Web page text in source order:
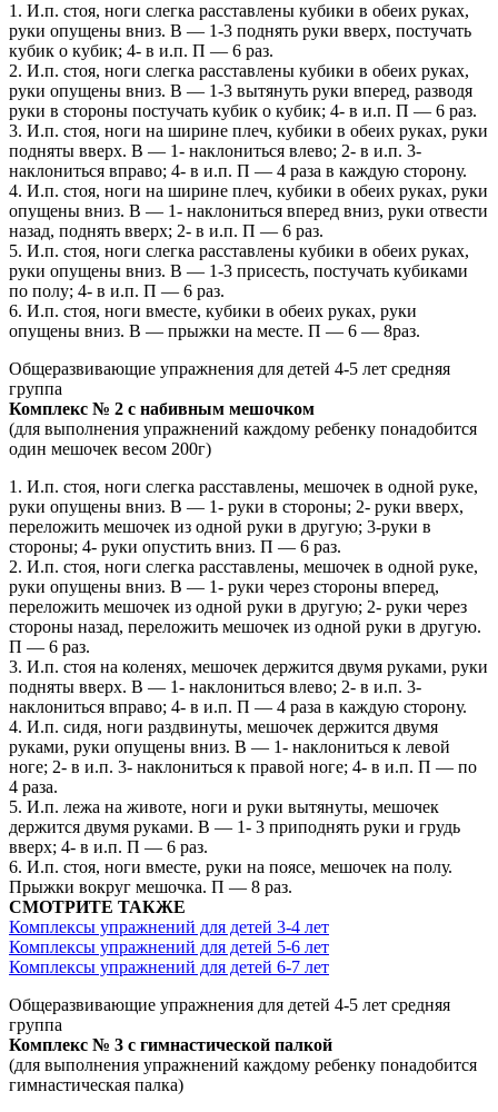
1. И.п. стоя, ноги слегка расставлены кубики в обеих руках,
руки опущены вниз. В — 1-3 поднять руки вверх, постучать
кубик о кубик; 4- в и.п. П — 6 раз.
2. И.п. стоя, ноги слегка расставлены кубики в обеих руках,
руки опущены вниз. В — 1-3 вытянуть руки вперед, разводя
руки в стороны постучать кубик о кубик; 4- в и.п. П — 6 раз.
3. И.п. стоя, ноги на ширине плеч, кубики в обеих руках, руки
подняты вверх. В — 1- наклониться влево; 2- в и.п. 3-
наклониться вправо; 4- в и.п. П — 4 раза в каждую сторону.
4. И.п. стоя, ноги на ширине плеч, кубики в обеих руках, руки
опущены вниз. В — 1- наклониться вперед вниз, руки отвести
назад, поднять вверх; 2- в и.п. П — 6 раз.
5. И.п. стоя, ноги слегка расставлены кубики в обеих руках,
руки опущены вниз. В — 1-3 присесть, постучать кубиками
по полу; 4- в и.п. П — 6 раз.
6. И.п. стоя, ноги вместе, кубики в обеих руках, руки
опущены вниз. В — прыжки на месте. П — 6 — 8раз.
Общеразвивающие упражнения для детей 4-5 лет средняя
группа
Комплекс № 2 с набивным мешочком
(для выполнения упражнений каждому ребенку понадобится
один мешочек весом 200г)
1. И.п. стоя, ноги слегка расставлены, мешочек в одной руке,
руки опущены вниз. В — 1- руки в стороны; 2- руки вверх,
переложить мешочек из одной руки в другую; 3-руки в
стороны; 4- руки опустить вниз. П — 6 раз.
2. И.п. стоя, ноги слегка расставлены, мешочек в одной руке,
руки опущены вниз. В — 1- руки через стороны вперед,
переложить мешочек из одной руки в другую; 2- руки через
стороны назад, переложить мешочек из одной руки в другую.
П — 6 раз.
3. И.п. стоя на коленях, мешочек держится двумя руками, руки
подняты вверх. В — 1- наклониться влево; 2- в и.п. 3-
наклониться вправо; 4- в и.п. П — 4 раза в каждую сторону.
4. И.п. сидя, ноги раздвинуты, мешочек держится двумя
руками, руки опущены вниз. В — 1- наклониться к левой
ноге; 2- в и.п. 3- наклониться к правой ноге; 4- в и.п. П — по
4 раза.
5. И.п. лежа на животе, ноги и руки вытянуты, мешочек
держится двумя руками. В — 1- 3 приподнять руки и грудь
вверх; 4- в и.п. П — 6 раз.
6. И.п. стоя, ноги вместе, руки на поясе, мешочек на полу.
Прыжки вокруг мешочка. П — 8 раз.
СМОТРИТЕ ТАКЖЕ
Комплексы упражнений для детей 3-4 лет
Комплексы упражнений для детей 5-6 лет
Комплексы упражнений для детей 6-7 лет
Общеразвивающие упражнения для детей 4-5 лет средняя
группа
Комплекс № 3 с гимнастической палкой
(для выполнения упражнений каждому ребенку понадобится
гимнастическая палка)